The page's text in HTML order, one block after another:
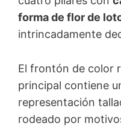
forma de flor de
intrincadamente
El frontón de color
principal contiene
representación
rodeado por